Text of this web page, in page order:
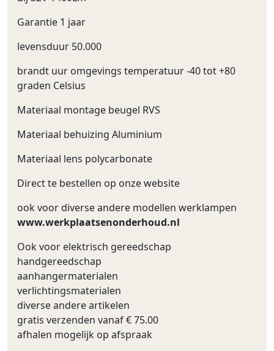
Garantie 1 jaar
levensduur 50.000
brandt uur omgevings temperatuur -40 tot +80
graden Celsius
Materiaal montage beugel RVS
Materiaal behuizing Aluminium
Materiaal lens polycarbonate
Direct te bestellen op onze website
ook voor diverse andere modellen werklampen
www.werkplaatsenonderhoud.nl
Ook voor elektrisch gereedschap
handgereedschap
aanhangermaterialen
verlichtingsmaterialen
diverse andere artikelen
gratis verzenden vanaf € 75.00
afhalen mogelijk op afspraak